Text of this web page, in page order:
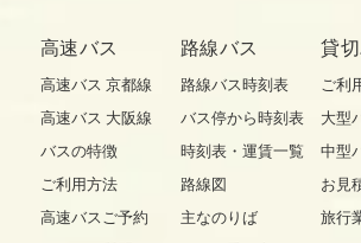
高速バス
高速バス 京都線
高速バス 大阪線
バスの特徴
ご利用方法
高速バスご予約
路線バス
路線バス時刻表
バス停から時刻表
時刻表・運賃一覧
路線図
主なのりば
貸
ご利
大型
中型
お見
旅行